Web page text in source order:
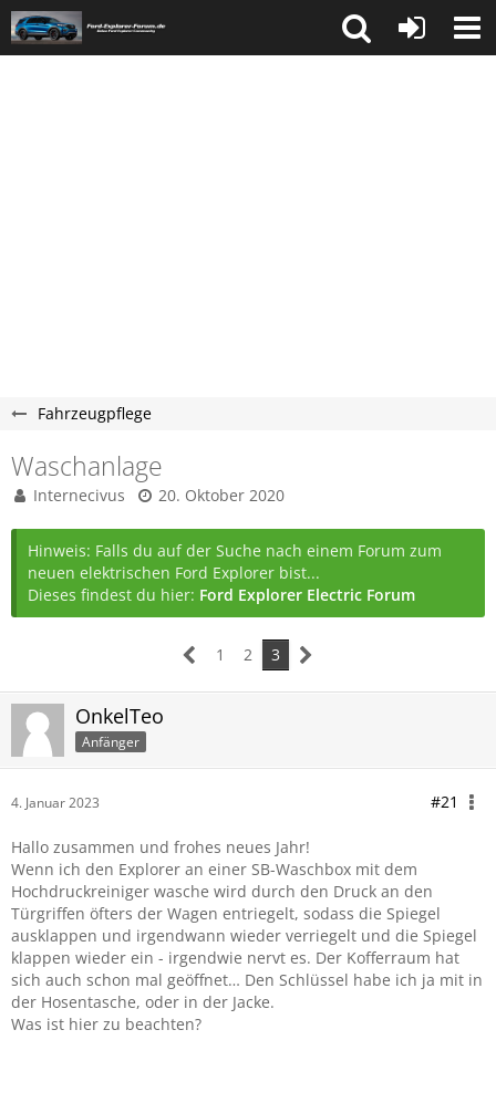
Fahrzeugpflege
Waschanlage
Internecivus 20. Oktober 2020
Hinweis: Falls du auf der Suche nach einem Forum zum
neuen elektrischen Ford Explorer bist...
Dieses findest du hier: Ford Explorer Electric Forum
1 2 3
OnkelTeo
Anfänger
4. Januar 2023 #21
Hallo zusammen und frohes neues Jahr!
Wenn ich den Explorer an einer SB-Waschbox mit dem
Hochdruckreiniger wasche wird durch den Druck an den
Türgriffen öfters der Wagen entriegelt, sodass die Spiegel
ausklappen und irgendwann wieder verriegelt und die Spiegel
klappen wieder ein - irgendwie nervt es. Der Kofferraum hat
sich auch schon mal geöffnet… Den Schlüssel habe ich ja mit in
der Hosentasche, oder in der Jacke.
Was ist hier zu beachten?